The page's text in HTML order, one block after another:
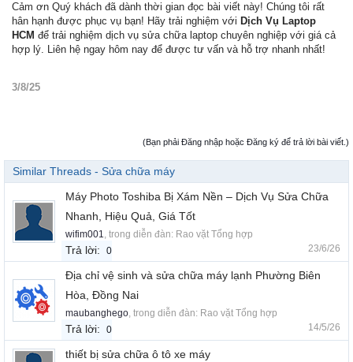
Cảm ơn Quý khách đã dành thời gian đọc bài viết này! Chúng tôi rất
hân hạnh được phục vụ bạn! Hãy trải nghiệm với Dịch Vụ Laptop
HCM để trải nghiệm dịch vụ sửa chữa laptop chuyên nghiệp với giá cả
hợp lý. Liên hệ ngay hôm nay để được tư vấn và hỗ trợ nhanh nhất!
3/8/25
(Bạn phải Đăng nhập hoặc Đăng ký để trả lời bài viết.)
Similar Threads - Sửa chữa máy
Máy Photo Toshiba Bị Xám Nền – Dịch Vụ Sửa Chữa
Nhanh, Hiệu Quả, Giá Tốt
wifim001, trong diễn đàn: Rao vặt Tổng hợp
Trả lời: 0 23/6/26
Địa chỉ vệ sinh và sửa chữa máy lạnh Phường Biên
Hòa, Đồng Nai
maubanghego, trong diễn đàn: Rao vặt Tổng hợp
Trả lời: 0 14/5/26
thiết bị sửa chữa ô tô xe máy